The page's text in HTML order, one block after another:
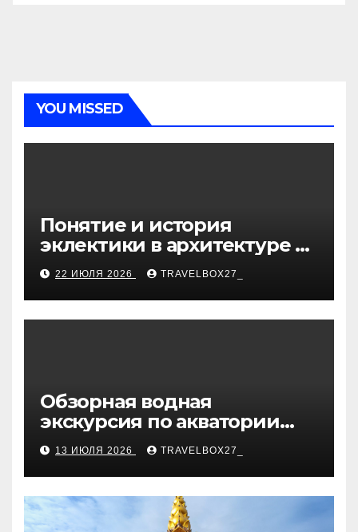
YOU MISSED
Понятие и история
эклектики в архитектуре и
дизайне интерьеров
22 ИЮЛЯ 2026 TRAVELBOX27_
Обзорная водная
экскурсия по акватории
бухты Песчаная
13 ИЮЛЯ 2026 TRAVELBOX27_